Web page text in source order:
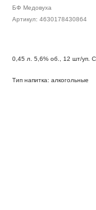
БФ Медовуха
Артикул: 4630178430864
0,45 л. 5,6% об., 12 шт/уп.
Тип напитка: алкогольные